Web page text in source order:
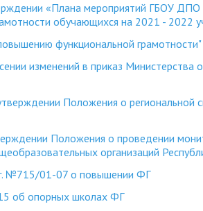
«Плана мероприятий ГБОУ
обучающихся на 2021 - 2022
функциональной грамотности"
изменений в приказ Министерства
Положения о региональной
Положения о проведении
организаций
№715/01-07 о повышении ФГ
об опорных школах ФГ